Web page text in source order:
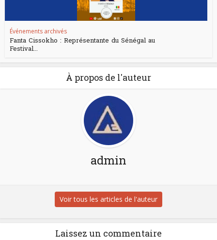
Événements archivés
Fanta Cissokho : Représentante du Sénégal au
Festival...
À propos de l'auteur
admin
Voir tous les articles de l'auteur
Laissez un commentaire